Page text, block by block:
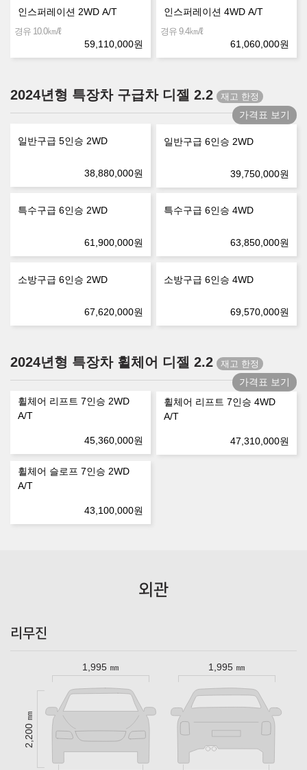
인스퍼레이션 2WD A/T
경유 10.0㎞/ℓ
59,110,000원
인스퍼레이션 4WD A/T
경유 9.4㎞/ℓ
61,060,000원
2024년형 특장차 구급차 디젤 2.2
가격표 보기
일반구급 5인승 2WD
38,880,000원
일반구급 6인승 2WD
39,750,000원
특수구급 6인승 2WD
61,900,000원
특수구급 6인승 4WD
63,850,000원
소방구급 6인승 2WD
67,620,000원
소방구급 6인승 4WD
69,570,000원
2024년형 특장차 휠체어 디젤 2.2
가격표 보기
휠체어 리프트 7인승 2WD
A/T
45,360,000원
휠체어 리프트 7인승 4WD
A/T
47,310,000원
휠체어 슬로프 7인승 2WD
A/T
43,100,000원
외관
리무진
1,995 ㎜ 1,995 ㎜
2,200 ㎜